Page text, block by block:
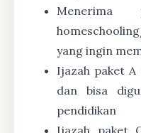
yang ingin
Ijazah paket
dan bisa
pendidikan
Ijazah paket